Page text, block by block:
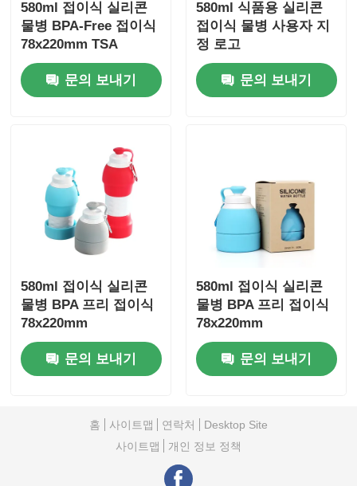
580ml 접이식 실리콘
물병 BPA-Free 접이식
78x220mm TSA
문의 보내기
580ml 식품용 실리콘
접이식 물병 사용자 지
정 로고
문의 보내기
580ml 접이식 실리콘
물병 BPA 프리 접이식
78x220mm
문의 보내기
580ml 접이식 실리콘
물병 BPA 프리 접이식
78x220mm
문의 보내기
홈 사이트맵 연락처
Desktop Site
사이트맵
개인 정보 정책